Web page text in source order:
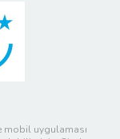
mobil uygulaması